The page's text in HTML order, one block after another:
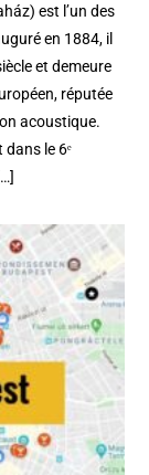
est l’un des
en 1884, il
et demeure
réputée
acoustique.
dans le 6ᵉ